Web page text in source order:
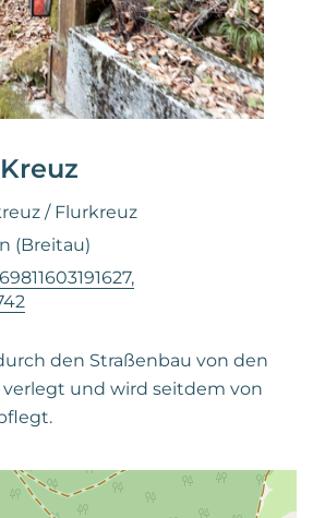
/ Flurkreuz
(Breitau)
den Straßenbau von den
und wird seitdem von